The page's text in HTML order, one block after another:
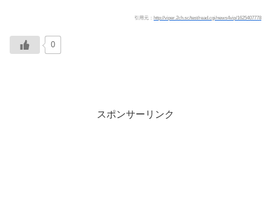
引用元： http://viper.2ch.sc/test/read.cgi/news4vip/1625407778
0
スポンサーリンク